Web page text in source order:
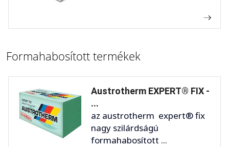
Formahabosított termékek
Austrotherm EXPERT® FIX -
...
az austrotherm expert® fix
nagy szilárdságú
formahabosított ...